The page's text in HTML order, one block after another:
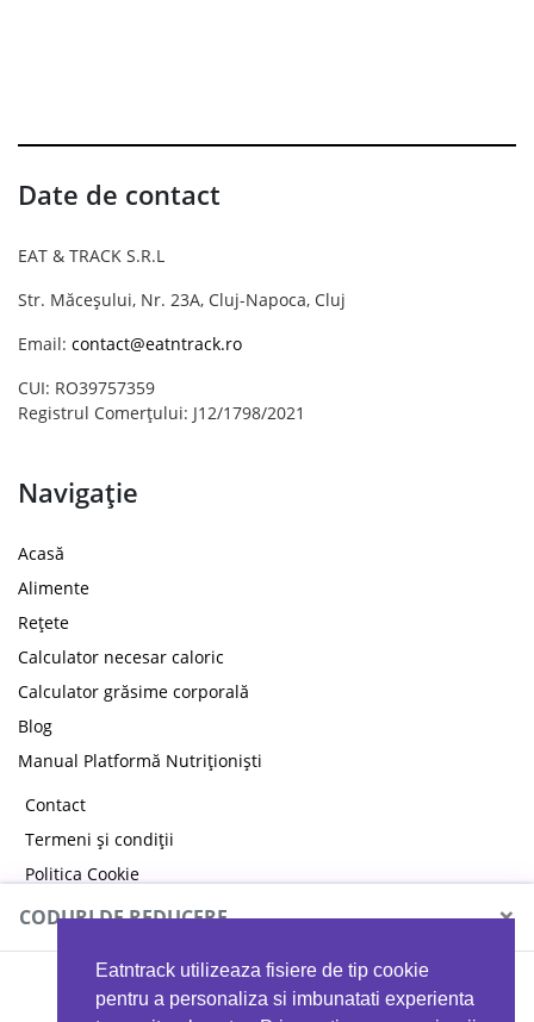
Eatntrack utilizeaza fisiere de tip cookie
pentru a personaliza si imbunatati experienta
Date de contact
EAT & TRACK S.R.L
Str. Măceșului, Nr. 23A, Cluj-Napoca, Cluj
Email: contact@eatntrack.ro
CUI: RO39757359
Registrul Comerțului: J12/1798/2021
Navigație
Acasă
Alimente
Rețete
Calculator necesar caloric
Calculator grăsime corporală
Blog
Manual Platformă Nutriționiști
Contact
Termeni și condiții
Politica Cookie
Politica de confidențialitate
CODURI DE REDUCERE ×
MYPROTEIN